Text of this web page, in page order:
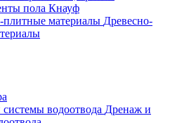
пола Кнауф
Древесно-
Дренаж и